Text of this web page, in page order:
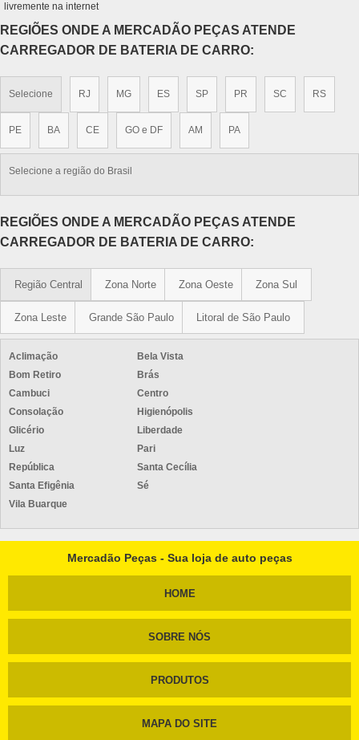
livremente na internet
REGIÕES ONDE A MERCADÃO PEÇAS ATENDE
CARREGADOR DE BATERIA DE CARRO:
Selecione RJ MG ES SP PR SC RS
PE BA CE GO e DF AM PA
Selecione a região do Brasil
REGIÕES ONDE A MERCADÃO PEÇAS ATENDE
CARREGADOR DE BATERIA DE CARRO:
Região Central Zona Norte Zona Oeste Zona Sul
Zona Leste Grande São Paulo Litoral de São Paulo
Aclimação
Bela Vista
Bom Retiro
Brás
Cambuci
Centro
Consolação
Higienópolis
Glicério
Liberdade
Luz
Pari
República
Santa Cecília
Santa Efigênia
Sé
Vila Buarque
Mercadão Peças - Sua loja de auto peças
HOME
SOBRE NÓS
PRODUTOS
MAPA DO SITE